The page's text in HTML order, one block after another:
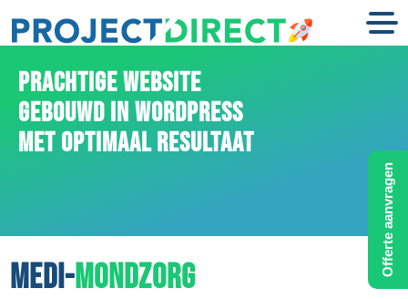
PRACHTIGE WEBSITE
GEBOUWD IN WORDPRESS
MET OPTIMAAL RESULTAAT
MEDI-MONDZORG
Offerte aanvragen